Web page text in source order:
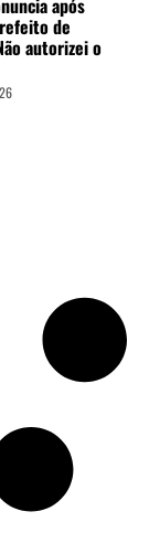
após
de
autorizei o